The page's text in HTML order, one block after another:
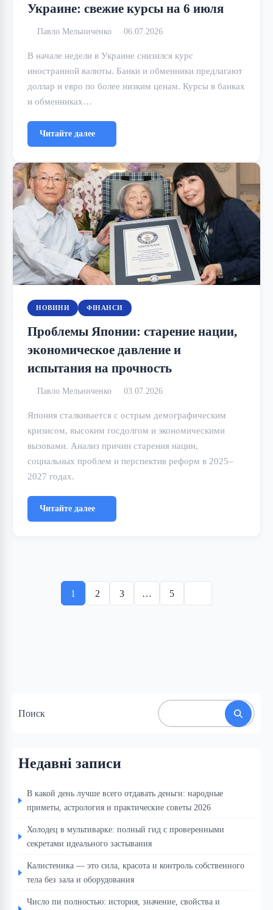
Украине: свежие курсы на 6 июля
Павло Мельниченко 06.07.2026
В начале недели в Украине снизился курс
иностранной валюты. Банки и обменники предлагают
доллар и евро по более низким ценам. Курсы в банках
и обменниках…
Читайте далее
НОВИНИ ФІНАНСИ
Проблемы Японии: старение нации,
экономическое давление и
испытания на прочность
Павло Мельниченко 03.07.2026
Япония сталкивается с острым демографическим
кризисом, высоким госдолгом и экономическими
вызовами. Анализ причин старения нации,
социальных проблем и перспектив реформ в 2025–
2027 годах.
Читайте далее
записей
1 2 3 … 5
Поиск
Недавні записи
В какой день лучше всего отдавать деньги: народные
приметы, астрология и практические советы 2026
Холодец в мультиварке: полный гид с проверенными
секретами идеального застывания
Калистеника — это сила, красота и контроль собственного
тела без зала и оборудования
Число пи полностью: история, значение, свойства и